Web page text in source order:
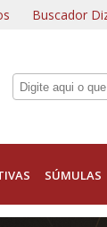
Buscador
SÚMULAS